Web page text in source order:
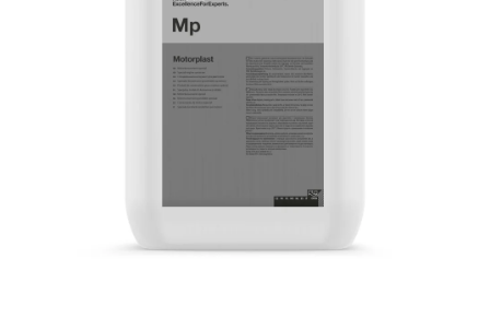
DARČEKOVÉ POUKAZY
ČISTENIE A ÚDRŽBA LODÍ